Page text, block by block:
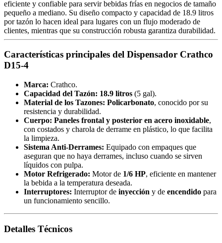
eficiente y confiable para servir bebidas frías en negocios de tamaño
pequeño a mediano. Su diseño compacto y capacidad de 18.9 litros
por tazón lo hacen ideal para lugares con un flujo moderado de
clientes, mientras que su construcción robusta garantiza durabilidad.
Características principales del Dispensador Crathco
D15-4
Marca: Crathco.
Capacidad del Tazón: 18.9 litros (5 gal).
Material de los Tazones: Policarbonato, conocido por su
resistencia y durabilidad.
Cuerpo: Paneles frontal y posterior en acero inoxidable,
con costados y charola de derrame en plástico, lo que facilita
la limpieza.
Sistema Anti-Derrames: Equipado con empaques que
aseguran que no haya derrames, incluso cuando se sirven
líquidos con pulpa.
Motor Refrigerado: Motor de 1/6 HP, eficiente en mantener
la bebida a la temperatura deseada.
Interruptores: Interruptor de inyección y de encendido para
un funcionamiento sencillo.
Detalles Técnicos